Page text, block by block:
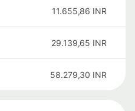
11.655,86 INR
29.139,65 INR
58.279,30 INR